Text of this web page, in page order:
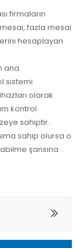
firmaların
fazla mesai
hesaplayan
ana
sistemi
olarak
kontrol
sahiptir.
sahip olursa o
şansına